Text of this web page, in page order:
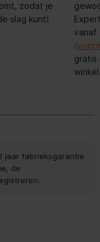
zodat je
slag kunt!
vanaf
gratis
jaar fabrieksgarantie
de